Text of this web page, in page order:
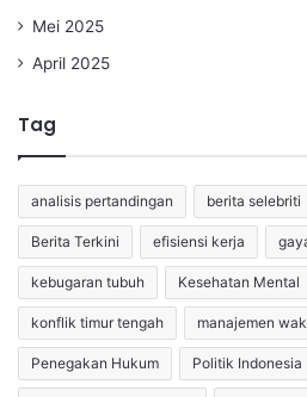
Mei 2025
April 2025
Tag
analisis pertandingan berita selebriti
Berita Terkini efisiensi kerja
kebugaran tubuh Kesehatan Mental
konflik timur tengah manajemen
Penegakan Hukum Politik Indonesia